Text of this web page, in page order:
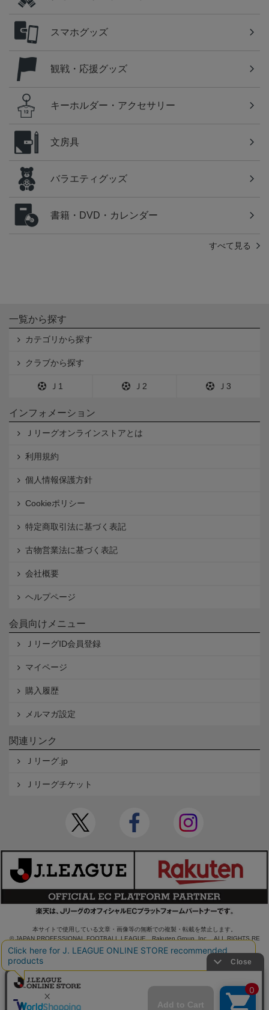
スマホグッズ
観戦・応援グッズ
キーホルダー・アクセサリー
文房具
バラエティグッズ
書籍・DVD・カレンダー
すべて見る
一覧から探す
カテゴリから探す
クラブから探す
Ｊ1 Ｊ2 Ｊ3
インフォメーション
Ｊリーグオンラインストアとは
利用規約
個人情報保護方針
Cookieポリシー
特定商取引法に基づく表記
古物営業法に基づく表記
会社概要
ヘルプページ
会員向けメニュー
ＪリーグID会員登録
マイページ
購入履歴
メルマガ設定
関連リンク
Ｊリーグ.jp
Ｊリーグチケット
本サイトで使用している文章・画像等の無断での複製・転載を禁止します。
© JAPAN PROFESSIONAL FOOTBALL LEAGUE Rakuten Group, Inc. ALL RIGHTS RE
SERVED.